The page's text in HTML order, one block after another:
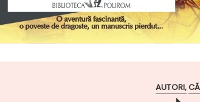
AUTORI